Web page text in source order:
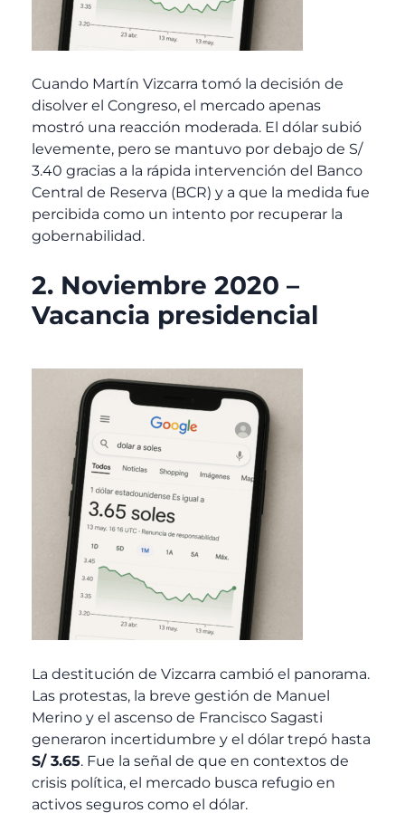
Cuando Martín Vizcarra tomó la decisión de
disolver el Congreso, el mercado apenas
mostró una reacción moderada. El dólar subió
levemente, pero se mantuvo por debajo de S/
3.40 gracias a la rápida intervención del Banco
Central de Reserva (BCR) y a que la medida fue
percibida como un intento por recuperar la
gobernabilidad.
2. Noviembre 2020 –
Vacancia presidencial
La destitución de Vizcarra cambió el panorama.
Las protestas, la breve gestión de Manuel
Merino y el ascenso de Francisco Sagasti
generaron incertidumbre y el dólar trepó hasta
S/ 3.65. Fue la señal de que en contextos de
crisis política, el mercado busca refugio en
activos seguros como el dólar.